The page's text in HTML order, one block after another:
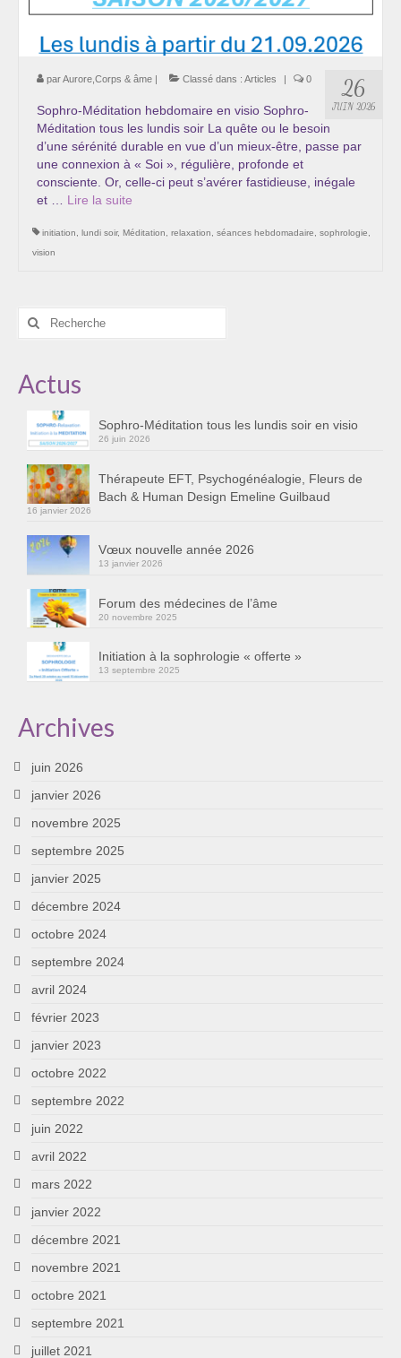
Soins énergétiques en Bioénergie et Reiki
Accompagnement thérapeutique
Soin et éveil au Féminin authentique et sacré
Chemin de libération et d’expression de soi »
Cœur de Femme »
Les Onctions Sacrées -La Magdaléenne –
Nadine-Sarah Penna
Témoignages
Initiation à la sophrologie « offerte »
Sophro-Méditation tous les lundis soir en visio
Cursus « Le chemin par la psyché »
Prendre contact
Bertrand Thomas, Psychopraticien
Cursus « Le chemin par la psyché »
Sophro-Méditation tous les lundis soir en visio
Initiation à la sophrologie « offerte »
Témoignages B
26
JUIN 2026
parAurore,Corps & âme | Classé dans : Articles | 0
Sophro-Méditation hebdomaire en visio Sophro-
Méditation tous les lundis soir La quête ou le besoin
d’une sérénité durable en vue d’un mieux-être, passe par
une connexion à « Soi », régulière, profonde et
consciente. Or, celle-ci peut s’avérer fastidieuse, inégale
et … Lire la suite­­
initiation lundi soir, Méditation relaxation séances hebdomadaire sophrologie
vision
Rechercher
Actus
Sophro-Méditation tous les lundis soir en visio
26 juin 2026
Thérapeute EFT, Psychogénéalogie, Fleurs de
Bach & Human Design Emeline Guilbaud
16 janvier 2026
Vœux nouvelle année 2026
13 janvier 2026
Forum des médecines de l’âme
20 novembre 2025
Initiation à la sophrologie « offerte »
13 septembre 2025
Archives
juin 2026
janvier 2026
novembre 2025
septembre 2025
janvier 2025
décembre 2024
octobre 2024
septembre 2024
avril 2024
février 2023
janvier 2023
octobre 2022
septembre 2022
juin 2022
avril 2022
mars 2022
janvier 2022
décembre 2021
novembre 2021
octobre 2021
septembre 2021
juillet 2021